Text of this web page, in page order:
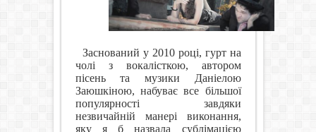
Заснований у 2010 році, гурт на
чолі з вокалісткою, автором
пісень та музики Даніелою
Заюшкіною, набуває все більшої
популярності завдяки
незвичайній манері виконання,
яку я б назвала сублімацією